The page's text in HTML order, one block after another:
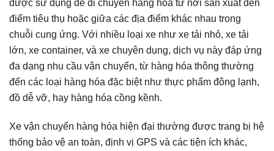
được sử dụng để di chuyển hàng hóa từ nơi sản xuất đến
điểm tiêu thụ hoặc giữa các địa điểm khác nhau trong
chuỗi cung ứng. Với nhiều loại xe như xe tải nhỏ, xe tải
lớn, xe container, và xe chuyên dụng, dịch vụ này đáp ứng
đa dạng nhu cầu vận chuyển, từ hàng hóa thông thường
đến các loại hàng hóa đặc biệt như thực phẩm đông lạnh,
đồ dễ vỡ, hay hàng hóa cồng kềnh.
Xe vận chuyển hàng hóa hiện đại thường được trang bị hệ
thống bảo vệ an toàn, định vị GPS và các tiện ích khác,